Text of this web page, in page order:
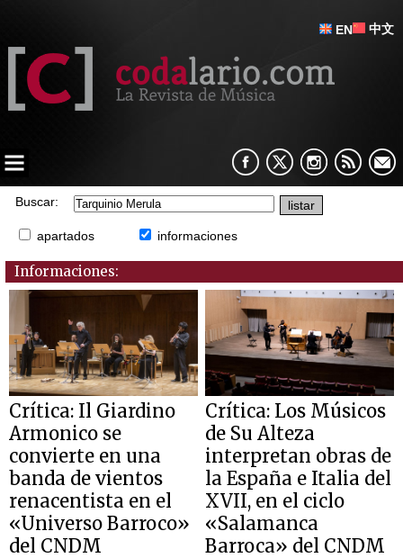
EN 中文
Buscar:
apartados informaciones
Informaciones:
Crítica: Il Giardino
Armonico se
convierte en una
banda de vientos
renacentista en el
«Universo Barroco»
del CNDM
Crítica: Los Músicos
de Su Alteza
interpretan obras de
la España e Italia del
XVII, en el ciclo
«Salamanca
Barroca» del CNDM